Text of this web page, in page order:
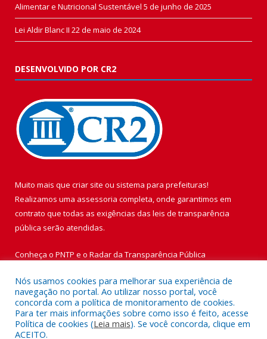
Alimentar e Nutricional Sustentável 5 de junho de 2025
Lei Aldir Blanc II 22 de maio de 2024
DESENVOLVIDO POR CR2
Muito mais que criar site ou sistema para prefeituras!
Realizamos uma assessoria completa, onde garantimos em
contrato que todas as exigências das leis de transparência
pública serão atendidas.
Conheça o PNTP e o Radar da Transparência Pública
Todos os direitos reservados a Prefeitura Municipal de Vigia de
Nazaré.
Nós usamos cookies para melhorar sua experiência de
navegação no portal. Ao utilizar nosso portal, você
concorda com a política de monitoramento de cookies.
Para ter mais informações sobre como isso é feito, acesse
Política de cookies (Leia mais). Se você concorda, clique em
ACEITO.